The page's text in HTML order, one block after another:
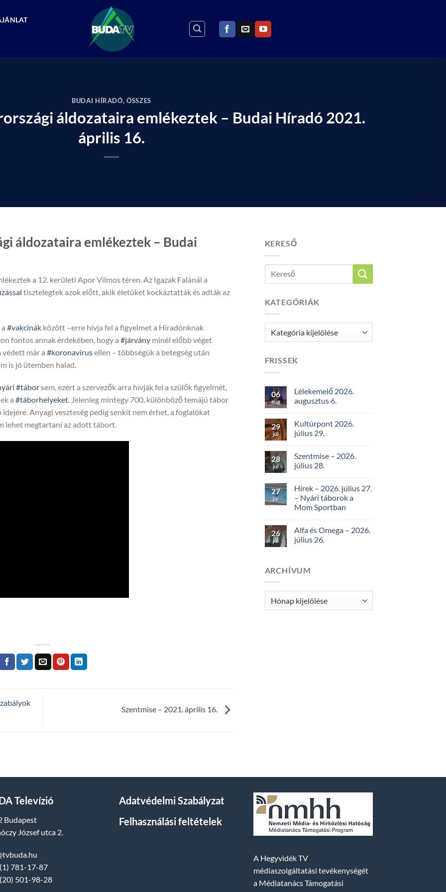
BUDAI HÍRADÓ,ÖSSZES
áldozataira emlékeztek – Budai Híradó 2021.
április 16.
áldozataira emlékeztek – Budai
a 12. kerületi Apor Vilmos téren. Az Igazak Falánál a
tisztelegtek azok előtt, akik életüket kockáztatták és adták az
#vakcinák között –erre hívja fel a figyelmet a Híradónknak
fontos annak érdekében, hogy a #járvány minél előbb véget
védett már a #koronavírusellen – többségük a betegség után
is jó ütemben halad.
#táborsem, ezért a szervezők arra hívják fel a szülők figyelmét,
a #táborhelyeket. Jelenleg mintegy 700, különböző temájú tábor
Anyagi veszteség pedig senkit nem érhet, a foglalókat
lehet megtartani az adott tábort.
Szentmise – 2021. április 16.
KERESŐ
KATEGÓRIÁK
Kategóriák
FRISSEK
06
aug
Lélekemelő 2026.
augusztus 6.
29
júl
Kultúrpont 2026.
július 29.
28
júl
Szentmise – 2026.
július 28.
27
júl
Hírek – 2026. július 27.
– Nyári táborok a
Mom Sportban
26
júl
Alfa és Omega – 2026.
július 26.
ARCHÍVUM
Archívum
Televízió
Budapest
József utca 2.
781-17-87
501-98-28
Adatvédelmi Szabályzat
Felhasználási feltételek
A Hegyvidék TV
médiaszolgáltatási tevékenységét
a Médiatanács Támogatási